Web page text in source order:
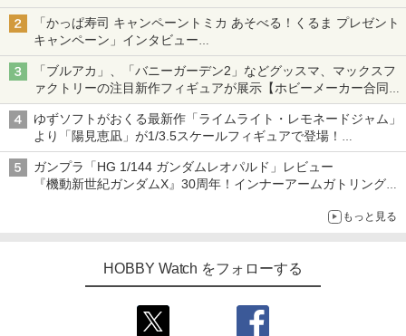
チューバ、テナサクなど5種各3色
「かっぱ寿司 キャンペーントミカ あそべる！くるま プレゼント
キャンペーン」インタビュー
子どもが楽しめるかっぱ寿司ならではの体験とコラボの楽しさを
追求
「ブルアカ」、「バニーガーデン2」などグッスマ、マックスフ
ァクトリーの注目新作フィギュアが展示【ホビーメーカー合同展
示会】
ゆずソフトがおくる最新作「ライムライト・レモネードジャム」
より「陽見恵凪」が1/3.5スケールフィギュアで登場！
メガネ姿も表現できるオプションパーツが付属
ガンプラ「HG 1/144 ガンダムレオパルド」レビュー
『機動新世紀ガンダムX』30周年！インナーアームガトリングの
もっと見る
HOBBY Watch をフォローする